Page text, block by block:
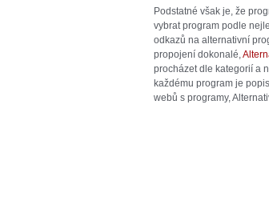
Podstatné však je, že
vybrat program podle
odkazů na alternativní
propojení dokonalé,
procházet dle kategorií a
každému program je
webů s programy,